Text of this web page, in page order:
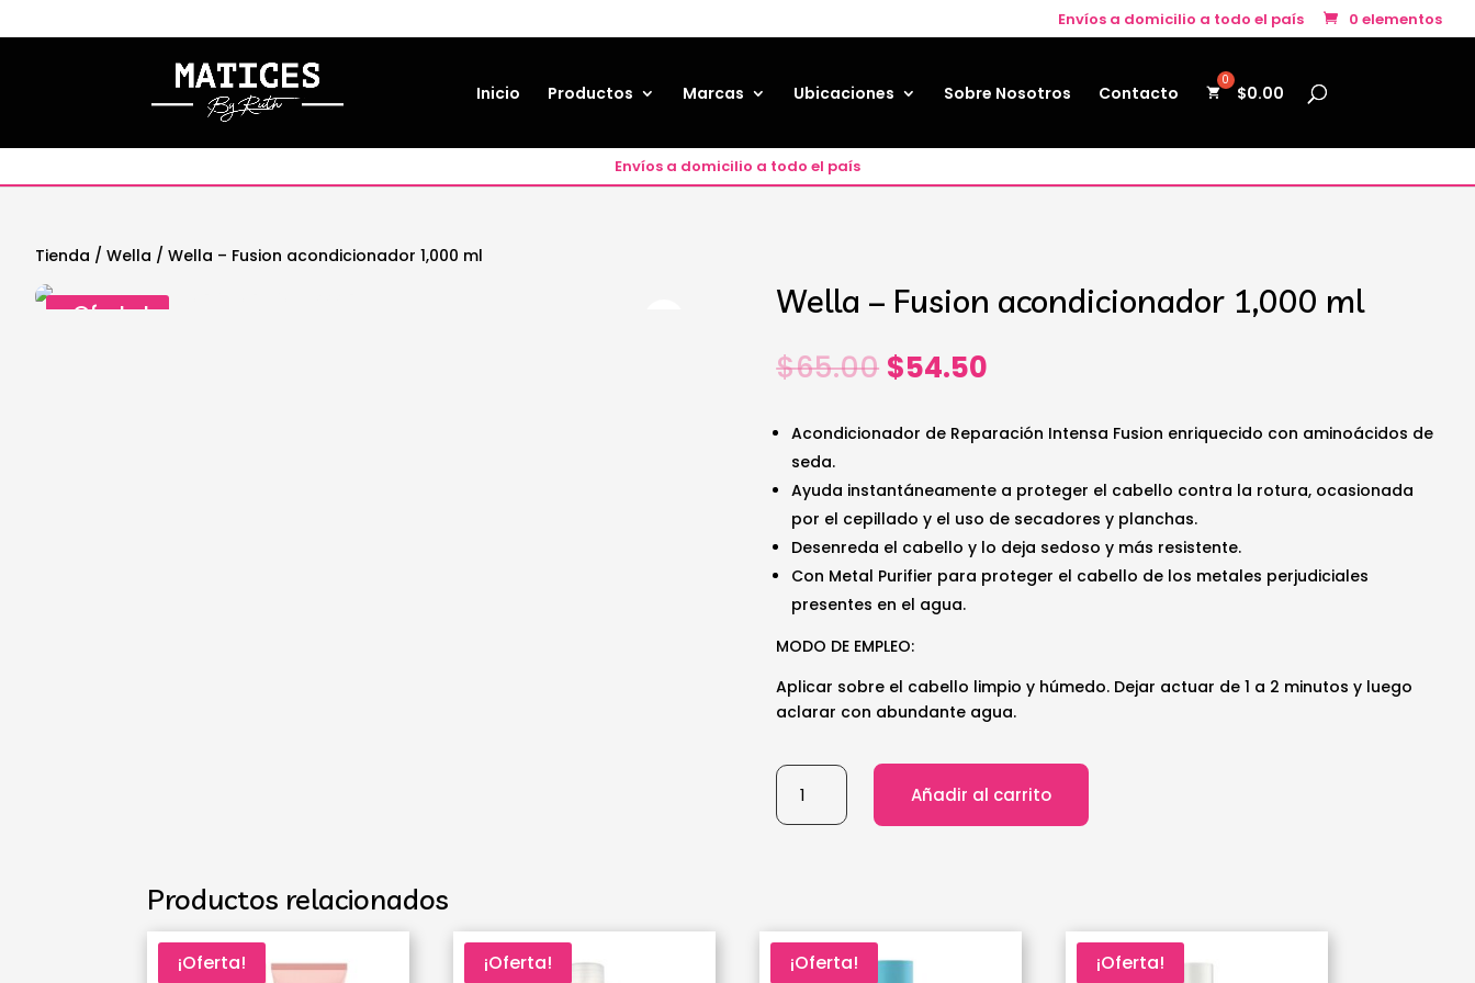
Envíos a domicilio a todo el país 0 elementos
Inicio Productos Marcas Ubicaciones Sobre Nosotros Contacto $0.00
Envíos a domicilio a todo el país
Tienda / Wella / Wella – Fusion acondicionador 1,000 ml
¡Oferta! Wella – Fusion acondicionador 1,000 ml
$65.00 El
precio
original
era:
$54.50
actual
es:
Acondicionador de Reparación Intensa Fusion enriquecido con aminoácidos de
seda.
Ayuda instantáneamente a proteger el cabello contra la rotura, ocasionada
por el cepillado y el uso de secadores y planchas.
Desenreda el cabello y lo deja sedoso y más resistente.
Con Metal Purifier para proteger el cabello de los metales perjudiciales
presentes en el agua.
MODO DE EMPLEO:
Aplicar sobre el cabello limpio y húmedo. Dejar actuar de 1 a 2 minutos y luego
aclarar con abundante agua.
Wella
Fusion
cantidad
Añadir al carrito
Productos relacionados
¡Oferta! ¡Oferta! ¡Oferta! ¡Oferta!